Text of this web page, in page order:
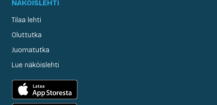
NÄKÖISLEHTI
Tilaa lehti
Oluttutka
Juomatutka
Lue näköislehti